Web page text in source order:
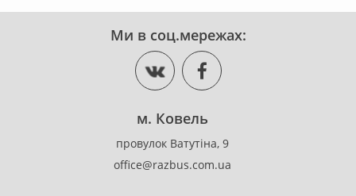
Ми в соц.мережах:
м. Ковель
провулок Ватутіна, 9
office@razbus.com.ua